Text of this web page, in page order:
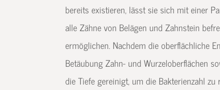
bereits existieren, lässt sie sich mit einer
alle Zähne von Belägen und Zahnstein
ermöglichen. Nachdem die oberflächliche
Betäubung Zahn- und Wurzeloberflächen
die Tiefe gereinigt, um die Bakterienzahl